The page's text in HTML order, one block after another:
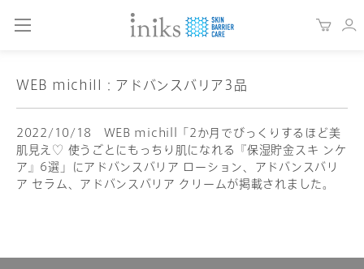
WEB michill：アドバンスバリア3品
2022/10/18 WEB michill「2か月でびっくりするほど美
肌見え♡ 使うごとにもっちり肌になれる『保湿貯金スキ ンケ
ア』6選」にアドバンスバリア ローション、アドバンスバリ
ア セラム、アドバンスバリア クリームが掲載されました。